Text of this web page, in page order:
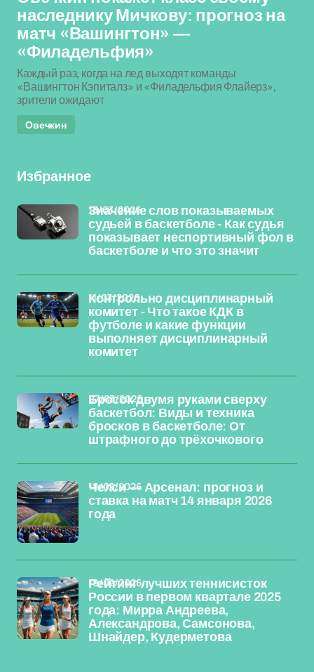
наследнику Мичкову: прогноз на
матч «Вашингтон» —
«Филадельфия»
Каждый раз, когда на лед выходят команды
«Вашингтон Кэпиталз» и «Филадельфия Флайерз»,
зрители ожидают
Овечкин
Избранное
Значение слов показываемых
судьей в баскетболе - Как судья
показывает неспортивный фол в
баскетболе и что это значит
13/03/2026
Контрольно дисциплинарный
комитет - Что такое КДК в
футболе и какие функции
выполняет дисциплинарный
комитет
11/03/2026
Бросок двумя руками сверху
баскетбол: Виды и техника
бросков в баскетболе: От
штрафного до трёхочкового
07/03/2026
Челси — Арсенал: прогноз и
ставка на матч 14 января 2026
года
18/02/2026
Рейтинг лучших теннисисток
России в первом квартале 2025
года: Мирра Андреева,
Александрова, Самсонова,
Шнайдер, Кудерметова
18/02/2026